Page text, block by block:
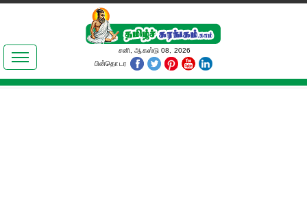
இலக்கியங்கள்
தமிழ் உலகம்
சனி, ஆகஸ்டு 08, 2026
பின்தொடர